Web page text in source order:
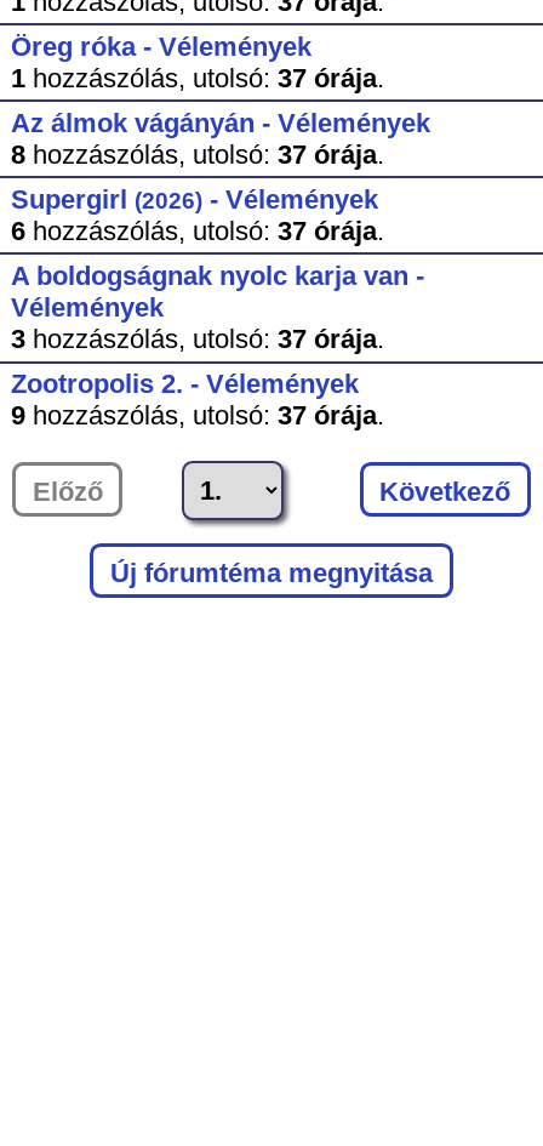
Öreg róka - Vélemények
1hozzászólás, utolsó: 37 órája.
Az álmok vágányán - Vélemények
8hozzászólás, utolsó: 37 órája.
Supergirl (2026)- Vélemények
6hozzászólás, utolsó: 37 órája.
A boldogságnak nyolc karja van -
Vélemények
3hozzászólás, utolsó: 37 órája.
Zootropolis 2. - Vélemények
9hozzászólás, utolsó: 37 órája.
Előző Következő
Új fórumtéma megnyitása